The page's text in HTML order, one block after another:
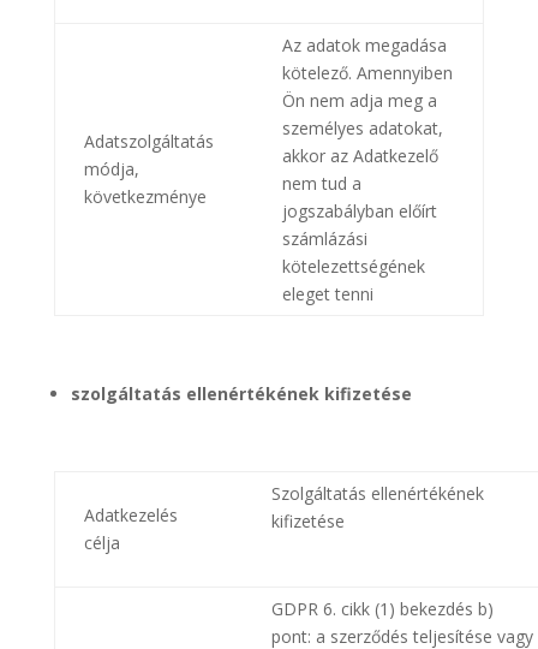
Adatszolgáltatás
módja,
következménye
Az adatok megadása
kötelező. Amennyiben
Ön nem adja meg a
személyes adatokat,
akkor az Adatkezelő
nem tud a
jogszabályban előírt
számlázási
kötelezettségének
eleget tenni
szolgáltatás ellenértékének kifizetése
Adatkezelés
célja
Szolgáltatás ellenértékének
kifizetése
GDPR 6. cikk (1) bekezdés b)
pont: a szerződés teljesítése vagy